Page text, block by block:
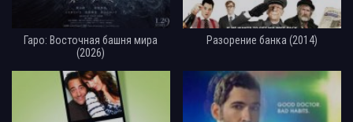
Гаро: Восточная башня мира
(2026)
Разорение банка (2014)